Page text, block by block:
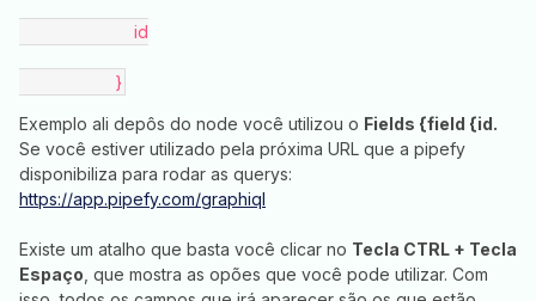
                        id
                    }
Exemplo ali depôs do node você utilizou o Fields {field {id.
Se você estiver utilizado pela próxima URL que a pipefy
disponibiliza para rodar as querys:
https://app.pipefy.com/graphiql
Existe um atalho que basta você clicar no Tecla CTRL + Tecla
Espaço, que mostra as opões que você pode utilizar. Com